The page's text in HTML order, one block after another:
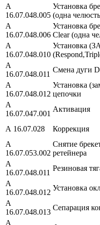
А
16.07.048.005
Установка
(одна
А
16.07.048.006
Установка
Clear (одна
А
16.07.048.010
Установка
А
16.07.048.011
Смена дуги
А
16.07.048.012
Установка
цепочки
А
16.07.047.001
Активация
А 16.07.028
Коррекция
А
16.07.053.002
Снятие
ретейнера
А
16.07.048.011
Резиновая
А
16.07.048.012
Установка
А
16.07.048.013
Сепарация
А